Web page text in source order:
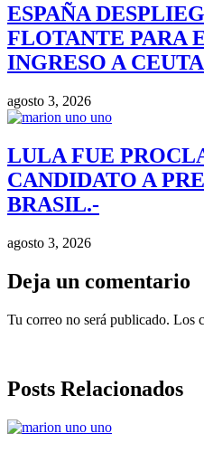
ESPAÑA
FLOTANTE PARA
INGRESO A
agosto 3, 2026
LULA FUE
CANDIDATO A
BRASIL.-
agosto 3, 2026
Deja un comentario
Tu correo no será publicado. Los
Posts Relacionados